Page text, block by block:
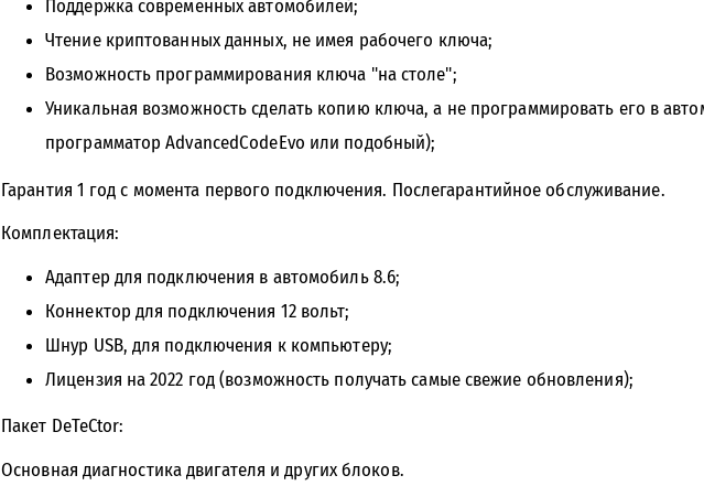
Поддержка современных автомобилей;
Чтение криптованных данных, не имея рабочего ключа;
Возможность программирования ключа "на столе";
Уникальная возможность сделать копию ключа, а не программировать его в
программатор AdvancedCodeEvo или подобный);
Гарантия 1 год с момента первого подключения. Послегарантийное обслуживание.
Комплектация:
Адаптер для подключения в автомобиль 8.6;
Коннектор для подключения 12 вольт;
Шнур USB, для подключения к компьютеру;
Лицензия на 2022 год (возможность получать самые свежие обновления);
Пакет DeTeCtor:
Основная диагностика двигателя и других блоков.